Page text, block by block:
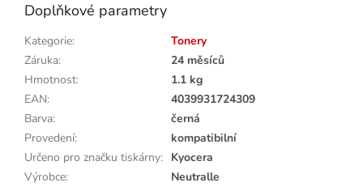
Doplňkové parametry
Kategorie:
Tonery
Záruka:
24 měsíců
Hmotnost:
1.1 kg
EAN:
4039931724309
Barva:
černá
Provedení:
kompatibilní
Určeno pro značku tiskárny: Kyocera
Výrobce:
Neutralle